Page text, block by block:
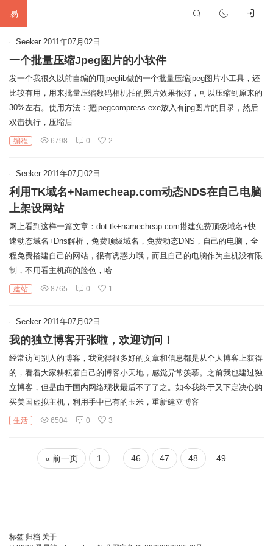
易
首
生
网
软
编
硬
标
友
Seeker 2011年07月02日
一个批量压缩Jpeg图片的小软件
发一个我很久以前自编的用jpeglib做的一个批量压缩jpeg图片小工具，还
比较有用，用来批量压缩数码相机拍的照片效果很好，可以压缩到原来的
30%左右。使用方法：把jpegcompress.exe放入有jpg图片的目录，然后
双击执行，压缩后
编程 6798 0 2
Seeker 2011年07月02日
利用TK域名+Namecheap.com动态NDS在自己电脑
上架设网站
网上看到这样一篇文章：dot.tk+namecheap.com搭建免费顶级域名+快
速动态域名+Dns解析，免费顶级域名，免费动态DNS，自己的电脑，全
程免费搭建自己的网站，很有诱惑力哦，而且自己的电脑作为主机没有限
制，不用看主机商的脸色，哈
建站 8765 0 1
Seeker 2011年07月02日
我的独立博客开张啦，欢迎访问！
经常访问别人的博客，我觉得很多好的文章和信息都是从个人博客上获得
的，看着大家耕耘着自己的博客小天地，感觉异常羡慕。之前我也建过独
立博客，但是由于国内网络现状最后不了了之。如今我终于又下定决心购
买美国虚拟主机，利用手中已有的玉米，重新建立博客
生活 6504 0 3
« 前一页 1 46 47 48 49
标签 归档 关于